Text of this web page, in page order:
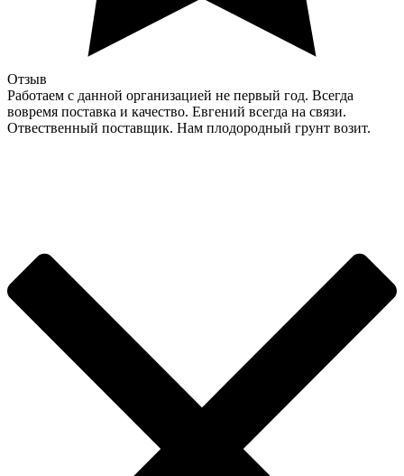
Отзыв
Работаем с данной организацией не первый год. Всегда
вовремя поставка и качество. Евгений всегда на связи.
Отвественный поставщик. Нам плодородный грунт возит.